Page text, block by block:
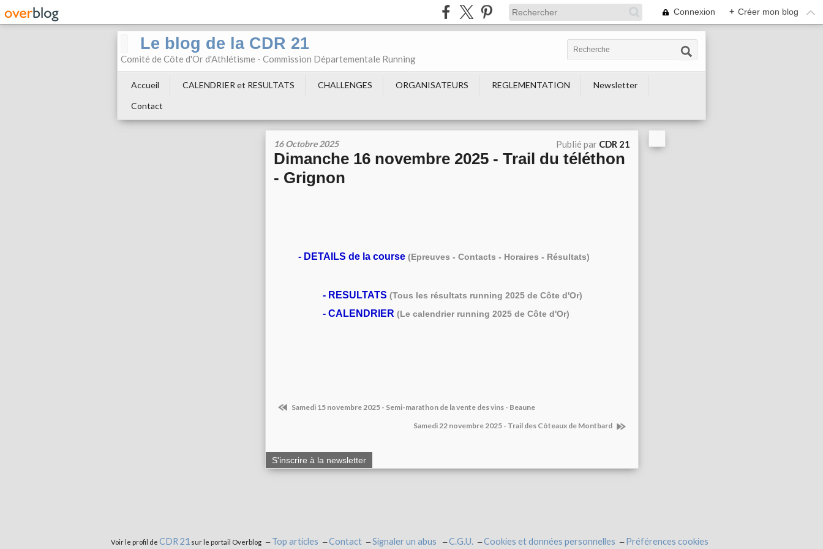
Connexion + Créer mon blog
Le blog de la CDR 21
Comité de Côte d'Or d'Athlétisme - Commission Départementale Running
Accueil CALENDRIER et RESULTATS CHALLENGES ORGANISATEURS REGLEMENTATION
Newsletter
Contact
16 Octobre 2025 Publié par CDR 21
Dimanche 16 novembre 2025 - Trail du téléthon
- Grignon
- DETAILS de la course (Epreuves - Contacts - Horaires - Résultats)
- RESULTATS (Tous les résultats running 2025 de Côte d'Or)
- CALENDRIER (Le calendrier running 2025 de Côte d'Or)
Samedi 15 novembre 2025 - Semi-marathon de la vente des vins - Beaune
Samedi 22 novembre 2025 - Trail des Côteaux de Montbard
S'inscrire à la newsletter
Voir le profil de CDR 21 sur le portail Overblog Top articles Contact Signaler un abus C.G.U. Cookies et données personnelles Préférences cookies